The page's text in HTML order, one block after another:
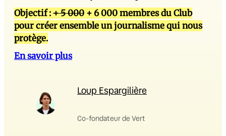
Objectif :+ 5 000 + 6 000 membres du Club
pour créer ensemble un journalisme qui nous
protège.
En savoir plus
Loup Espargilière
Co-fondateur de Vert